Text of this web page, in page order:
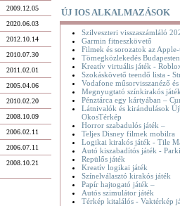
2009.12.05
2020.06.03
2012.10.14
2010.07.30
2011.02.01
2005.04.06
2010.02.20
2008.10.09
2006.02.11
2006.07.11
2008.10.21
ÚJ IOS ALKALMAZÁSOK
Szilveszteri visszaszámláló
Garmin fitneszkövető
Filmek és sorozatok az
Tömegközlekedés
Kreatív virtuális játék -
Szokáskövető teendő lista -
Vodafone műsorvisszanéző
Megnyugtató színkirakós
Pénztárca egy kártyában –
Látnivalók és kirándulások
OkosTérkép
Horror szabadulós játék –
Teljes Disney filmek mobilra
Logikai kirakós játék - Tile
Autó kiszabadítós játék -
Repülős játék
Kreatív logikai játék
Színelválasztó kirakós játék
Papír hajtogató játék –
Autós szimulátor játék
Térkép kitalálós - Vaktérkép